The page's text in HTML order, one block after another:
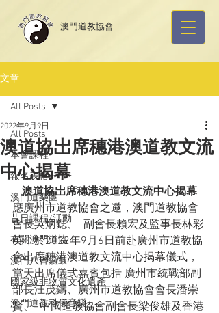
​澳門道教協會
文章
All Posts
本會課程
報名表格
澳門道樂團
昔日課程/活動
有關澳門道協
澳門八音鑼鼓
國家級非物質文化遺產
澳門道教科儀音樂
All Posts
澳道協岀席穗港澳道教文流
中心揭幕
2022年9月9日
澳道協岀席穗港澳道教文流中心揭幕
應廣州市道教協會之邀，澳門道教協會
會長吳炳鋕、  副會長賴宏及監事長林彩
英，於2022年9月6日前赴廣州市道教協
會出席穗港澳道教文流中心揭幕儀式，
當天出席儀式嘉賓包括 廣州市統戰部副
部長汪茂鑄、廣州市道教協會會長潘崇
賢、  中國道教協會副會長梁俊雄及香港